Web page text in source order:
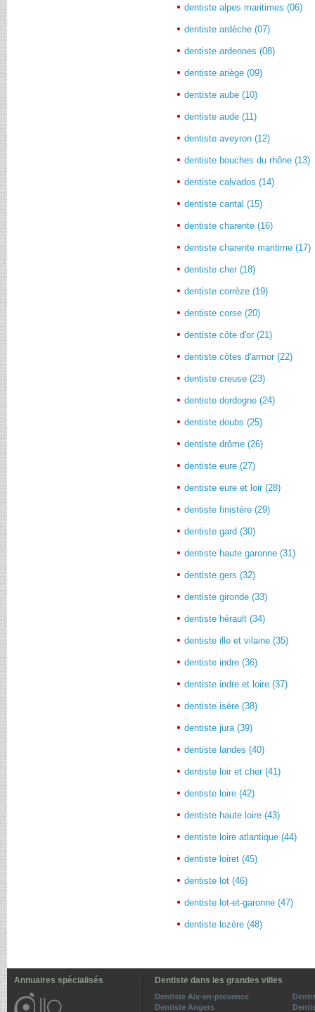
dentiste alpes maritimes (06)
dentiste ardèche (07)
dentiste ardennes (08)
dentiste ariège (09)
dentiste aube (10)
dentiste aude (11)
dentiste aveyron (12)
dentiste bouches du rhône (13)
dentiste calvados (14)
dentiste cantal (15)
dentiste charente (16)
dentiste charente maritime (17)
dentiste cher (18)
dentiste corrèze (19)
dentiste corse (20)
dentiste côte d'or (21)
dentiste côtes d'armor (22)
dentiste creuse (23)
dentiste dordogne (24)
dentiste doubs (25)
dentiste drôme (26)
dentiste eure (27)
dentiste eure et loir (28)
dentiste finistère (29)
dentiste gard (30)
dentiste haute garonne (31)
dentiste gers (32)
dentiste gironde (33)
dentiste hérault (34)
dentiste ille et vilaine (35)
dentiste indre (36)
dentiste indre et loire (37)
dentiste isère (38)
dentiste jura (39)
dentiste landes (40)
dentiste loir et cher (41)
dentiste loire (42)
dentiste haute loire (43)
dentiste loire atlantique (44)
dentiste loiret (45)
dentiste lot (46)
dentiste lot-et-garonne (47)
dentiste lozère (48)
Annuaires spécialisés Dentiste dans les grandes villes
Dentiste Aix-en-provence
Dentiste Angers